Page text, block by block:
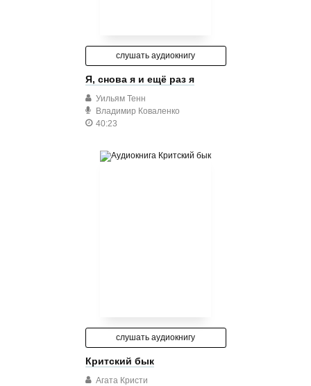
слушать аудиокнигу
Я, снова я и ещё раз я
Уильям Тенн
Владимир Коваленко
40:23
слушать аудиокнигу
Критский бык
Агата Кристи